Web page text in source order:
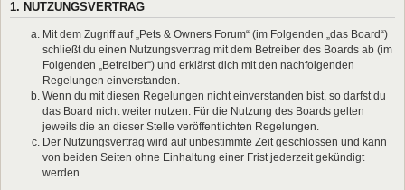
1. NUTZUNGSVERTRAG
Mit dem Zugriff auf „Pets & Owners Forum“ (im Folgenden „das Board“)
schließt du einen Nutzungsvertrag mit dem Betreiber des Boards ab (im
Folgenden „Betreiber“) und erklärst dich mit den nachfolgenden
Regelungen einverstanden.
Wenn du mit diesen Regelungen nicht einverstanden bist, so darfst du
das Board nicht weiter nutzen. Für die Nutzung des Boards gelten
jeweils die an dieser Stelle veröffentlichten Regelungen.
Der Nutzungsvertrag wird auf unbestimmte Zeit geschlossen und kann
von beiden Seiten ohne Einhaltung einer Frist jederzeit gekündigt
werden.